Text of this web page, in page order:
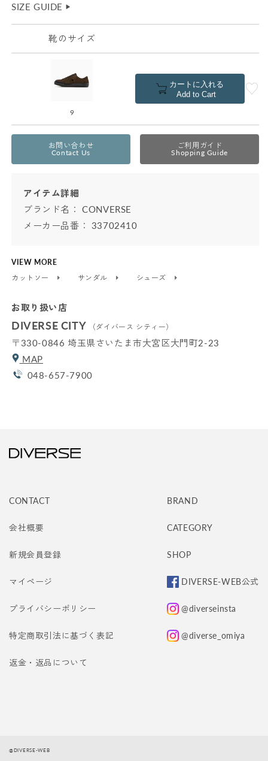
SIZE GUIDE ▶︎
靴のサイズ
9
カートに入れる
Add to Cart
お問い合わせ
Contact Us
ご利用ガイド
Shopping Guide
アイテム詳細
ブランド名：CONVERSE
メーカー品番： 33702410
VIEW MORE
カットソー
サンダル シューズ
お取り扱い店
DIVERSE CITY （ダイバース シティー）
〒330-0846 埼玉県さいたま市大宮区大門町2-23
MAP
048-657-7900
CONTACT
会社概要
新規会員登録
マイページ
プライバシーポリシー
特定商取引法に基づく表記
返金・返品について
BRAND
CATEGORY
SHOP
DIVERSE-WEB公式
@diverseinsta
@diverse_omiya
@DIVERSE-WEB